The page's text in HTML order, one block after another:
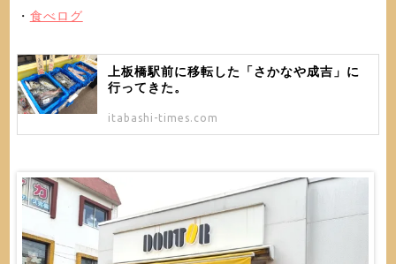
・ 食べログ
上板橋駅前に移転した「さかなや成吉」に
行ってきた。
itabashi-times.com